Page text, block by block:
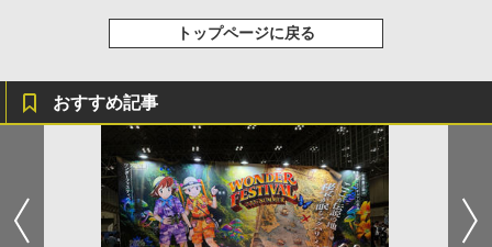
トップページに戻る
おすすめ記事